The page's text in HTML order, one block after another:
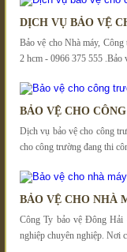
DỊCH VỤ BẢO VỆ
Bảo vệ cho Nhà máy,
2 hcm - 0966 375 555 .Bảo
BẢO VỆ CHO
Dịch vụ bảo vệ cho công
cho công trường đang thi
BẢO VỆ CHO NHÀ
Công Ty bảo vệ Đông Hải
nghiệp chuyên nghiệp. Nơi